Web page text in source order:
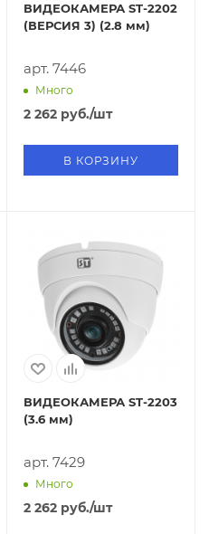
ВИДЕОКАМЕРА ST-2202
(ВЕРСИЯ 3) (2.8 мм)
арт. 7446
Много
2 262 руб./шт
В КОРЗИНУ
ВИДЕОКАМЕРА ST-2203
(3.6 мм)
арт. 7429
Много
2 262 руб./шт